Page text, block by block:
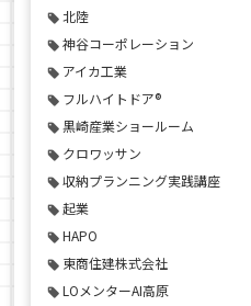
北陸
神谷コーポレーション
アイカ工業
フルハイトドア®
黒崎産業ショールーム
クロワッサン
収納プランニング実践講座
起業
HAPO
東商住建株式会社
LOメンターAI高原